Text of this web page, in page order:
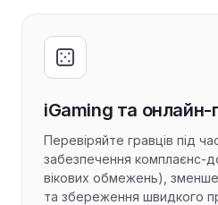
iGaming та онлайн-
Перевіряйте гравців під
забезпечення комплаєнс-
вікових обмежень),
та збереження швидкого